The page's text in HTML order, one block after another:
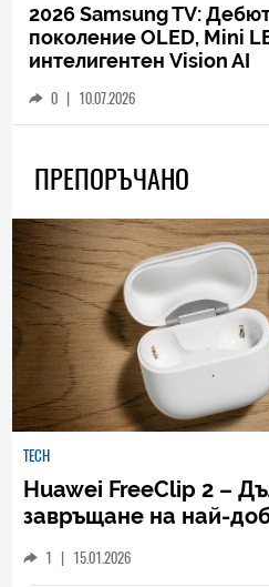
2026 Samsung TV:
поколение OLED, Mini
интелигентен Vision AI
0 | 10.07.2026
ПРЕПОРЪЧАНО
TECH
Huawei FreeClip 2 –
завръщане на най-
1 | 15.01.2026